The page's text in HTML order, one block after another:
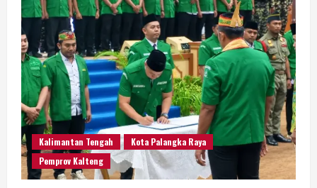
Kalimantan Tengah
Kota Palangka Raya
Pemprov Kalteng